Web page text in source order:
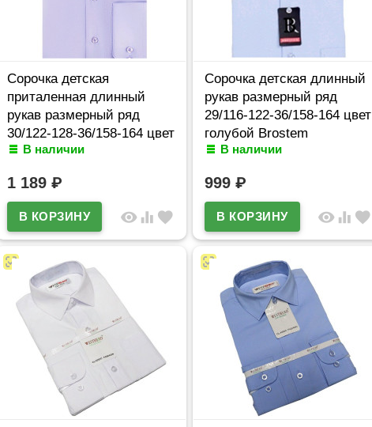
Сорочка детская
приталенная длинный
рукав размерный ряд
30/122-128-36/158-164 цвет
сирень Brostem
В наличии
1 189 ₽
visibility equalizer favorite
Сорочка детская длинный
рукав размерный ряд
29/116-122-36/158-164 цвет
голубой Brostem
арт.TC27d
В наличии
999 ₽
visibility equalizer favorite